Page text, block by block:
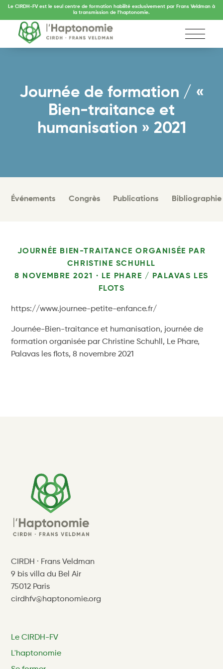
Le CIRDH-FV est le seul centre de formation habilité exclusivement par Frans Veldman à
la transmission de l’haptonomie.
Journée de formation / «
Bien-traitance et
humanisation » 2021
Événements Congrès Publications Bibliographie
JOURNÉE BIEN-TRAITANCE ORGANISÉE PAR
CHRISTINE SCHUHLL
8 NOVEMBRE 2021 · LE PHARE / PALAVAS LES
FLOTS
https://www.journee-petite-enfance.fr/
Journée-Bien-traitance et humanisation, journée de
formation organisée par Christine Schuhll, Le Phare,
Palavas les flots, 8 novembre 2021
CIRDH · Frans Veldman
9 bis villa du Bel Air
75012 Paris
cirdhfv@haptonomie.org
Le CIRDH-FV
L'haptonomie